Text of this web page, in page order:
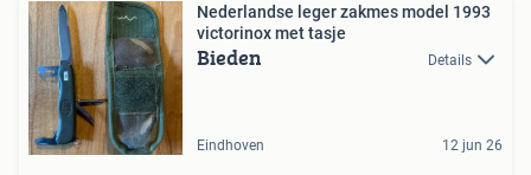
Nederlandse leger zakmes model 1993
victorinox met tasje
Bieden Details
Eindhoven 12 jun 26